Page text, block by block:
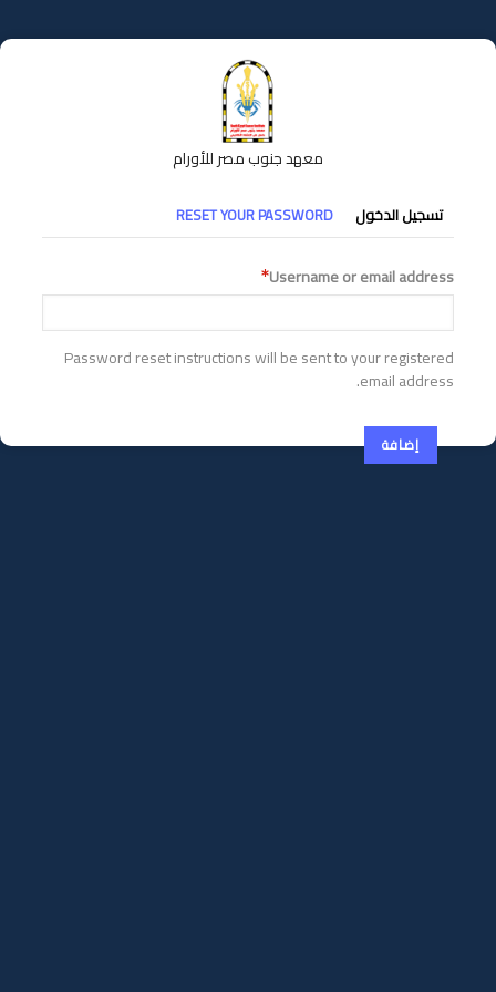
إلى
المحتوى
معهد جنوب مصر للأورام
التبويبات
الأساسية
تسجيل الدخول RESET YOUR PASSWORD
Username or email address
Password reset instructions will be sent to your registered
email address.